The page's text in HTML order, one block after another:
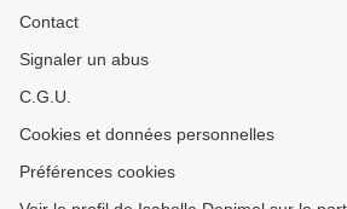
Contact
Signaler un abus
C.G.U.
Cookies et données personnelles
Préférences cookies